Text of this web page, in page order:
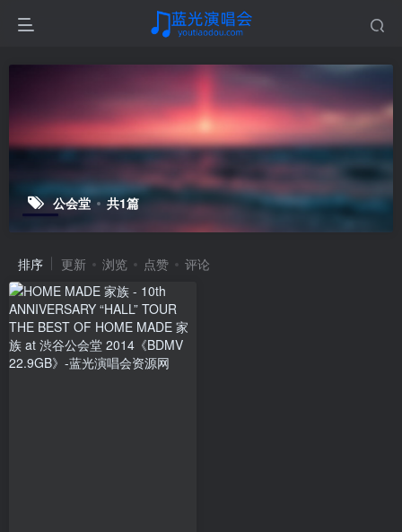
公会堂 共1篇
排序 更新 浏览 点赞 评论